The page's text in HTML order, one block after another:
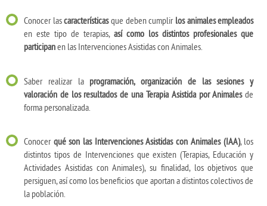
Conocer lascaracterísticasque deben cumplir los animales empleados
en este tipo de terapias,así como los distintos profesionales que
participanen las Intervenciones Asistidas con Animales.
Saber realizar la programación, organización de las sesiones y
valoración de los resultados de una Terapia Asistida por Animalesde
forma personalizada.
Conocer qué son las Intervenciones Asistidas con Animales (IAA), los
distintos tipos de Intervenciones que existen (Terapias, Educación y
Actividades Asistidas con Animales), su finalidad, los objetivos que
persiguen, así como los beneficios que aportan a distintos colectivos de
la población.